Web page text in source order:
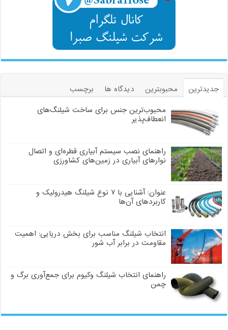
جدیدترین محبوبترین دیدگاه ها
برچسب
محبوب‌ترین جنس برای ساخت شیلنگ‌های
انعطاف‌پذیر
راهنمای نصب سیستم آبیاری قطره‌ای و اتصال
نوارهای آبیاری در زمین‌های کشاورزی
عنوان: آشنایی با ۷ نوع شیلنگ هیدرولیک و
کاربردهای آن‌ها
انتخاب شیلنگ مناسب برای بخش دریایی: اهمیت
مقاومت در برابر آب شور
راهنمای انتخاب شیلنگ وکیوم برای جمع‌آوری برگ و
چمن